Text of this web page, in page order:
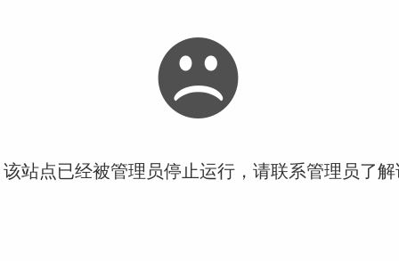
站点已经被管理员停止运行，请联系管理员了